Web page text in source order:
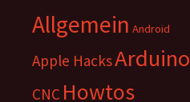
Allgemein Android
Apple HacksArduino
CNC Howtos